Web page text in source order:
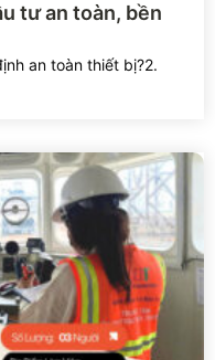
tư an toàn, bền
an toàn thiết bị?2.